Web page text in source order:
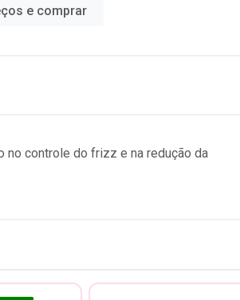
e comprar
no controle do frizz e na redução da